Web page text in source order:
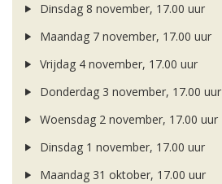
Dinsdag 8 november, 17.00 uur
Maandag 7 november, 17.00 uur
Vrijdag 4 november, 17.00 uur
Donderdag 3 november, 17.00 uur
Woensdag 2 november, 17.00 uur
Dinsdag 1 november, 17.00 uur
Maandag 31 oktober, 17.00 uur